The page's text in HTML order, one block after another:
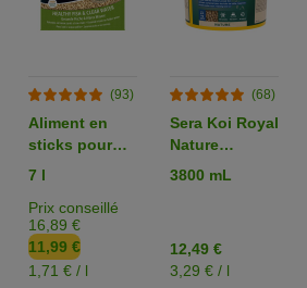
(93)
Aliment en
sticks pour
poissons
TetraPond
Sticks
7 l
Prix conseillé
16,89 €
11,99 €
1,71 € / l
(68)
Sera Koi Royal
Nature
Medium
3800 mL
12,49 €
3,29 € / l